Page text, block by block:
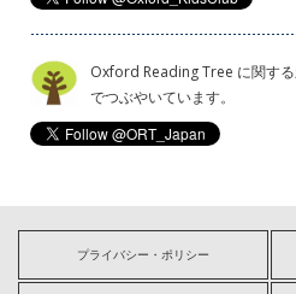
Oxford Reading Tree に関す
でつぶやいています。
プライバシー・ポリシー